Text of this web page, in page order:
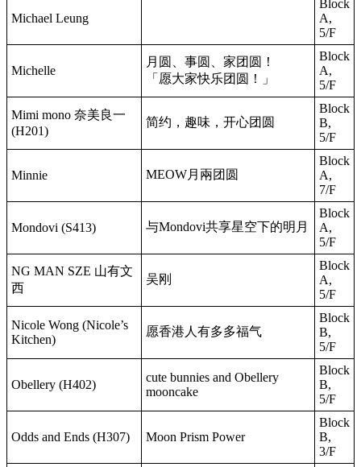
Michael Leung
Block
A,
5/F
Michelle
月圆、事圆、家团圆！
「愿大家快乐团圆！」
Block
A,
5/F
Mimi mono 奈美良一
(H201)
简约，趣味，开心团圆
Block
B,
5/F
Minnie MEOW月兩团圆
Block
A,
7/F
Mondovi (S413) 与Mondovi共享星空下的明月
Block
A,
5/F
NG MAN SZE 山有文
西
吴刚
Block
A,
5/F
Nicole Wong (Nicole’s
Kitchen)
愿香港人有多多福气
Block
B,
5/F
Obellery (H402)
cute bunnies and Obellery
mooncake
Block
B,
5/F
Odds and Ends (H307) Moon Prism Power
Block
B,
3/F